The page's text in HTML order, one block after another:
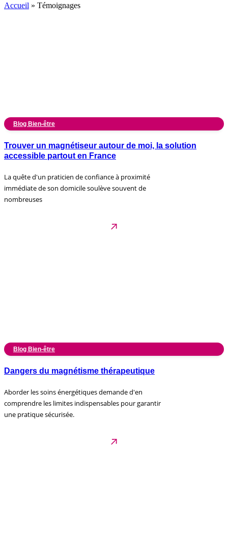
Accueil » Témoignages
Blog Bien-être
Trouver un magnétiseur autour de moi, la solution
accessible partout en France
La quête d'un praticien de confiance à proximité
immédiate de son domicile soulève souvent de
nombreuses
Blog Bien-être
Dangers du magnétisme thérapeutique
Aborder les soins énergétiques demande d'en
comprendre les limites indispensables pour garantir
une pratique sécurisée.